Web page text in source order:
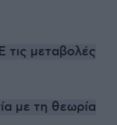
μεταβολές
με τη θεωρία